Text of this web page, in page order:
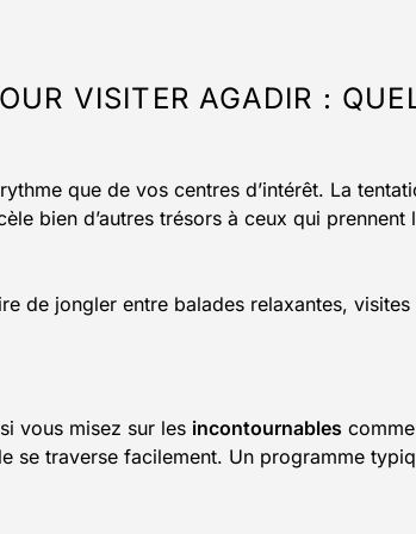
VISITER AGADIR :
que de vos centres d’intérêt. La
bien d’autres trésors à ceux qui prennent
de jongler entre balades relaxantes, visites
vous misez sur les incontournables
se traverse facilement. Un programme